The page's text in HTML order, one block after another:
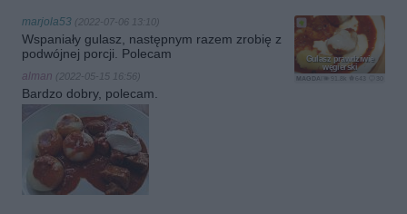
Gulasz prawdziwie
węgierski
643
MAGDAITYLE
marjola53 (2022-07-06 13:10)
Wspaniały gulasz, następnym razem zrobię z
podwójnej porcji. Polecam
alman (2022-05-15 16:56)
Bardzo dobry, polecam.